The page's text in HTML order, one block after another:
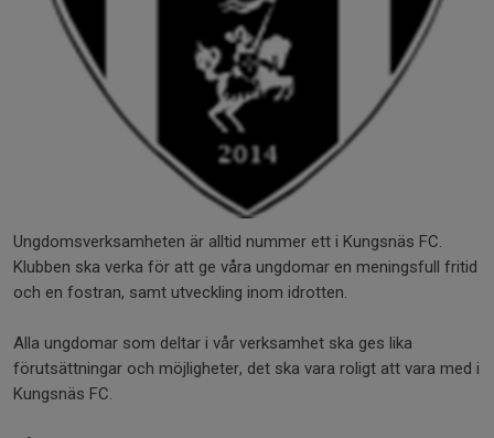
Ungdomsverksamheten är alltid nummer ett i Kungsnäs FC.
Klubben ska verka för att ge våra ungdomar en meningsfull fritid
och en fostran, samt utveckling inom idrotten.
Alla ungdomar som deltar i vår verksamhet ska ges lika
förutsättningar och möjligheter, det ska vara roligt att vara med i
Kungsnäs FC.